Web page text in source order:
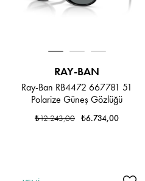
RAY-BAN
Ray-Ban RB4472 667781 51
Polarize Güneş Gözlüğü
₺6.734,00
₺12.243,00